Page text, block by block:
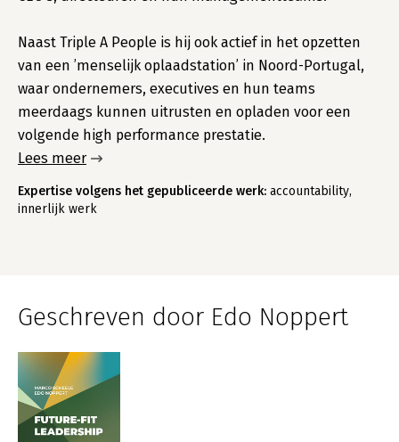
Naast Triple A People is hij ook actief in het opzetten
van een ’menselijk oplaadstation’ in Noord-Portugal,
waar ondernemers, executives en hun teams
meerdaags kunnen uitrusten en opladen voor een
volgende high performance prestatie.
Lees meer
Expertise volgens het gepubliceerde werk: accountability,
innerlijk werk
Geschreven door Edo Noppert